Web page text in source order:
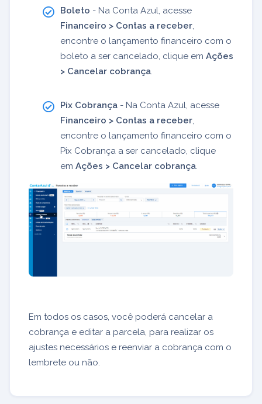
Boleto - Na Conta Azul, acesse
Financeiro > Contas a receber
encontre o lançamento financeiro com o
boleto a ser cancelado, clique em Ações
> Cancelar cobrança
Pix Cobrança - Na Conta Azul, acesse
Financeiro > Contas a receber
encontre o lançamento financeiro com o
Pix Cobrança a ser cancelado, clique
em Ações > Cancelar cobrança
Em todos os casos, você poderá cancelar a
cobrança e editar a parcela, para realizar os
ajustes necessários e reenviar a cobrança com o
lembrete ou não.